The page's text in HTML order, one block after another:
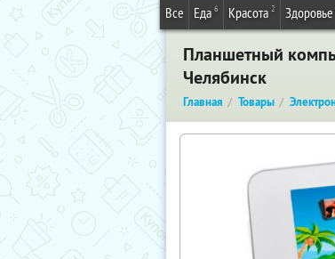
Все Еда 6 Красота 2 Здоровье
Планшетный
Челябинск
Главная Товары